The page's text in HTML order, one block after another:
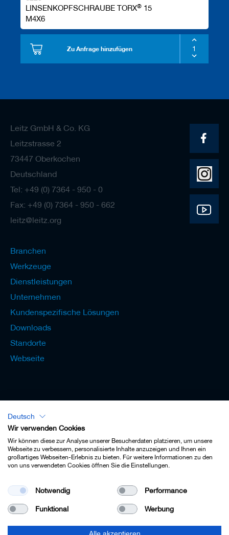
LINSENKOPFSCHRAUBE TORX® 15
M4X6
Zu Anfrage hinzufügen
Leitz GmbH & Co. KG
Leitzstrasse 2
73447 Oberkochen
Deutschland
Tel: +49 (0) 7364 - 950 - 0
Fax: +49 (0) 7364 - 950 - 662
leitz@leitz.org
Branchen
Werkzeuge
Dienstleistungen
Unternehmen
Kundenspezifische Lösungen
Downloads
Standorte
Webseite
Lexikon - Deutsch
Impressum
Kontakt
Deutsch
Wir verwenden Cookies
Wir können diese zur Analyse unserer Besucherdaten platzieren, um unsere
Webseite zu verbessern, personalisierte Inhalte anzuzeigen und Ihnen ein
großartiges Webseiten-Erlebnis zu bieten. Für weitere Informationen zu den
von uns verwendeten Cookies öffnen Sie die Einstellungen.
Notwendig Performance
Funktional Werbung